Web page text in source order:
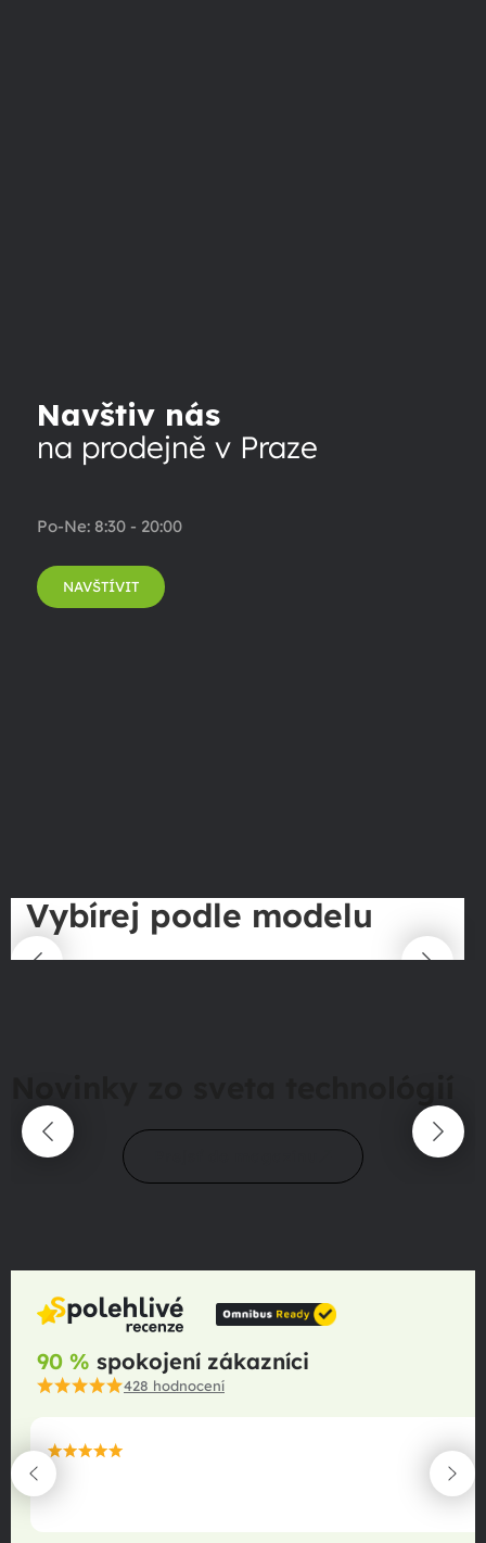
Navštiv nás
na prodejně v Praze
Po-Ne: 8:30 - 20:00
NAVŠTÍVIT
Vybírej podle modelu
90 % spokojení zákazníci
428 hodnocení
maximální spokojenost
22.06.2025